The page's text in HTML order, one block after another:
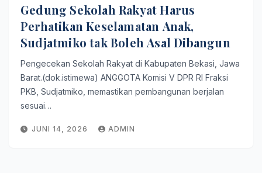
Gedung Sekolah Rakyat Harus
Perhatikan Keselamatan Anak,
Sudjatmiko tak Boleh Asal Dibangun
Pengecekan Sekolah Rakyat di Kabupaten Bekasi, Jawa
Barat.(dok.istimewa) ANGGOTA Komisi V DPR RI Fraksi
PKB, Sudjatmiko, memastikan pembangunan berjalan
sesuai…
JUNI 14, 2026 ADMIN